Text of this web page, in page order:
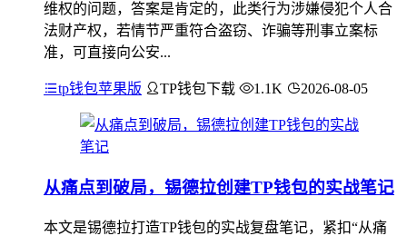
维权的问题，答案是肯定的，此类行为涉嫌侵犯个人合
法财产权，若情节严重符合盗窃、诈骗等刑事立案标
准，可直接向公安...
tp钱包苹果版 TP钱包下载 1.1K 2026-08-05
从痛点到破局，锡德拉创建TP钱包的实战笔记
本文是锡德拉打造TP钱包的实战复盘笔记，紧扣“从痛